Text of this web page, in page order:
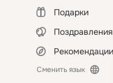
Подарки
Поздравления
Рекомендации
Сменить язык